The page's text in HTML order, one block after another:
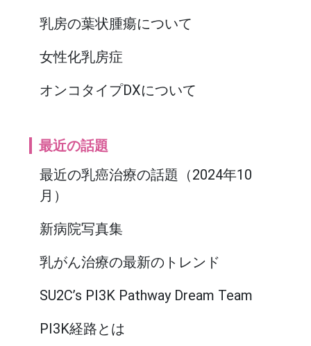
乳房の葉状腫瘍について
女性化乳房症
オンコタイプDXについて
最近の話題
最近の乳癌治療の話題（2024年10
月）
新病院写真集
乳がん治療の最新のトレンド
SU2C’s PI3K Pathway Dream Team
PI3K経路とは